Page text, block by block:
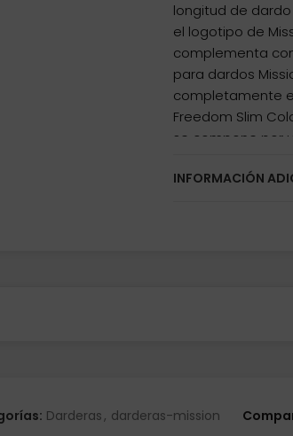
longitud de
el logotipo de
complementa
para dardos
completamente
Freedom Slim
se compone por
INFORMACIÓN
Darderas, darderas-mission